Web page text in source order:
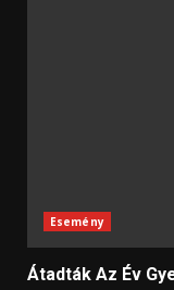
Esemény
Átadták Az Év